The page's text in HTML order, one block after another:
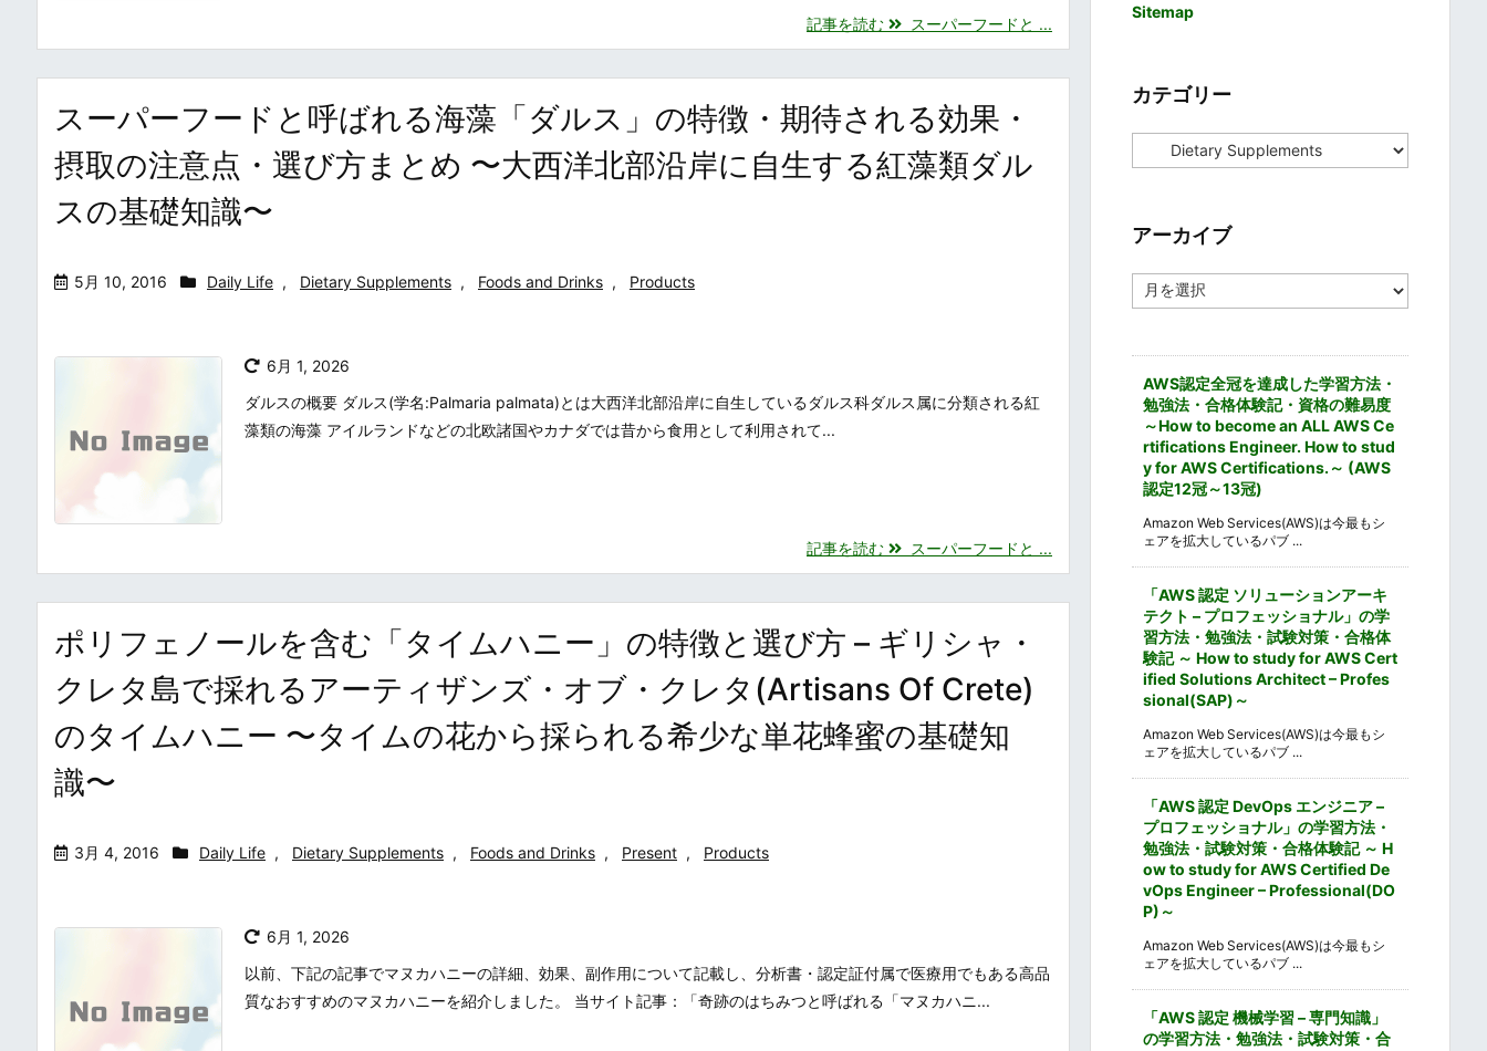
記事を読む スーパーフードと ...
スーパーフードと呼ばれる海藻「ダルス」の特徴・期待される効果・
摂取の注意点・選び方まとめ 〜大西洋北部沿岸に自生する紅藻類ダル
スの基礎知識〜
5月 10, 2016 Daily Life , Dietary Supplements , Foods and Drinks , Products
6月 1, 2026
ダルスの概要 ダルス(学名:Palmaria palmata)とは大西洋北部沿岸に自生しているダルス科ダルス属に分類される紅
藻類の海藻 アイルランドなどの北欧諸国やカナダでは昔から食用として利用されて...
記事を読む スーパーフードと ...
ポリフェノールを含む「タイムハニー」の特徴と選び方 – ギリシャ・
クレタ島で採れるアーティザンズ・オブ・クレタ(Artisans Of Crete)
のタイムハニー 〜タイムの花から採られる希少な単花蜂蜜の基礎知
識〜
3月 4, 2016 Daily Life , Dietary Supplements , Foods and Drinks , Present , Products
6月 1, 2026
以前、下記の記事でマヌカハニーの詳細、効果、副作用について記載し、分析書・認定証付属で医療用でもある高品
質なおすすめのマヌカハニーを紹介しました。 当サイト記事：「奇跡のはちみつと呼ばれる「マヌカハニ...
Sitemap
カテゴリー
テ
ー
アーカイブ
ー
AWS認定全冠を達成した学習方法・
勉強法・合格体験記・資格の難易度
～How to become an ALL AWS Ce
rtifications Engineer. How to stud
y for AWS Certifications.～ (AWS
認定12冠～13冠)
Amazon Web Services(AWS)は今最もシ
ェアを拡大しているパブ ...
「AWS 認定 ソリューションアーキ
テクト – プロフェッショナル」の学
習方法・勉強法・試験対策・合格体
験記 ～ How to study for AWS Cert
ified Solutions Architect – Profes
sional(SAP)～
Amazon Web Services(AWS)は今最もシ
ェアを拡大しているパブ ...
「AWS 認定 DevOps エンジニア –
プロフェッショナル」の学習方法・
勉強法・試験対策・合格体験記 ～ H
ow to study for AWS Certified De
vOps Engineer – Professional(DO
P)～
Amazon Web Services(AWS)は今最もシ
ェアを拡大しているパブ ...
「AWS 認定 機械学習 – 専門知識」
の学習方法・勉強法・試験対策・合